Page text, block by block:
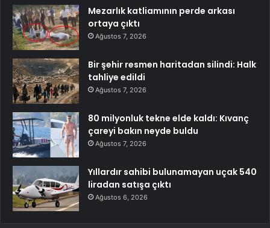
Mezarlık katliamının perde arkası
ortaya çıktı
Ağustos 7, 2026
Bir şehir resmen haritadan silindi: Halk
tahliye edildi
Ağustos 7, 2026
80 milyonluk tekne elde kaldı: Kıvanç
çareyi bakın neyde buldu
Ağustos 7, 2026
Yıllardır sahibi bulunamayan uçak 540
liradan satışa çıktı
Ağustos 6, 2026